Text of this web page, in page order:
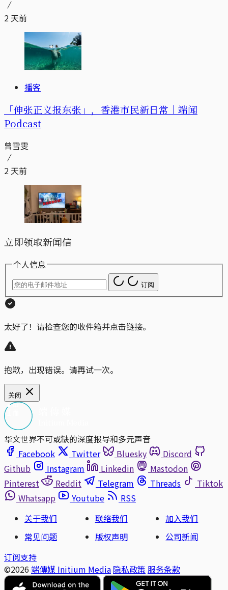
2 天前
播客
「伸张正义报东张」，香港市民新日常｜端闻
Podcast
曾雪雯
2 天前
立即领取新闻信
个人信息
订阅
太好了！请检查您的收件箱并点击链接。
抱歉，出现错误。请再试一次。
关闭
华文世界不可或缺的深度报导和多元声音
Facebook
Twitter Bluesky
Discord
Github
Instagram Linkedin
Mastodon
Pinterest
Reddit Telegram Threads
Tiktok
Whatsapp
Youtube
RSS
关于我们
联络我们
加入我们
常见问题
版权声明
公司新闻
订阅支持
©2026 端傳媒 Initium Media 隐私政策 服务条款